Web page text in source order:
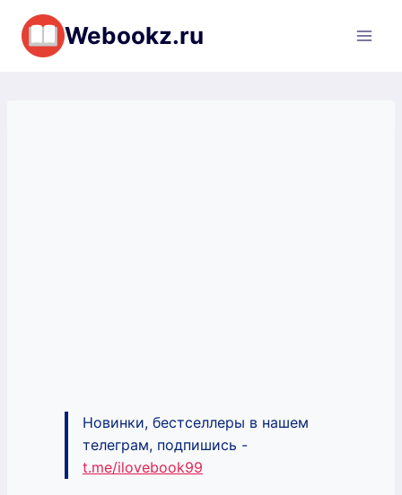
Перейти
содержимому
Webookz.ru
Новинки, бестселлеры в нашем
телеграм, подпишись -
t.me/ilovebook99